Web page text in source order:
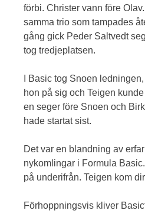
förbi. Christer vann före
samma trio som tampades
gång gick Peder Saltvedt
tog tredjeplatsen.
I Basic tog Snoen
hon på sig och Teigen
en seger före Snoen och
hade startat sist.
Det var en blandning av
nykomlingar i Formula
på underifrån. Teigen kom
Förhoppningsvis kliver